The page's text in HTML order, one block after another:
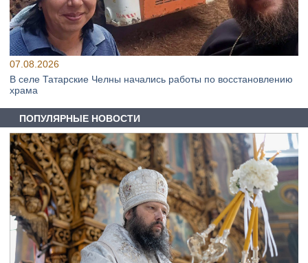
07.08.2026
В селе Татарские Челны начались работы по восстановлению
храма
ПОПУЛЯРНЫЕ НОВОСТИ